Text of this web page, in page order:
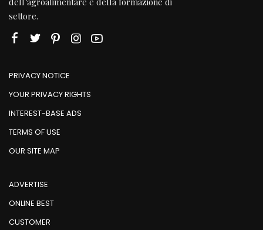
settore.
PRIVACY NOTICE
YOUR PRIVACY RIGHTS
INTEREST-BASE ADS
TERMS OF USE
OUR SITE MAP
ADVERTISE
ONLINE BEST
CUSTOMER